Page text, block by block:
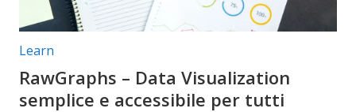
Categorie articolo:
Learn
RawGraphs – Data Visualization
semplice e accessibile per tutti